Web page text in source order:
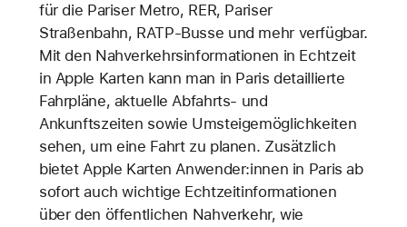
für die Pariser Metro, RER, Pariser
Straßenbahn, RATP-Busse und mehr verfügbar.
Mit den Nahverkehrsinformationen in Echtzeit
in Apple Karten kann man in Paris detaillierte
Fahrpläne, aktuelle Abfahrts- und
Ankunftszeiten sowie Umsteigemöglichkeiten
sehen, um eine Fahrt zu planen. Zusätzlich
bietet Apple Karten Anwender:innen in Paris ab
sofort auch wichtige Echtzeitinformationen
über den öffentlichen Nahverkehr, wie